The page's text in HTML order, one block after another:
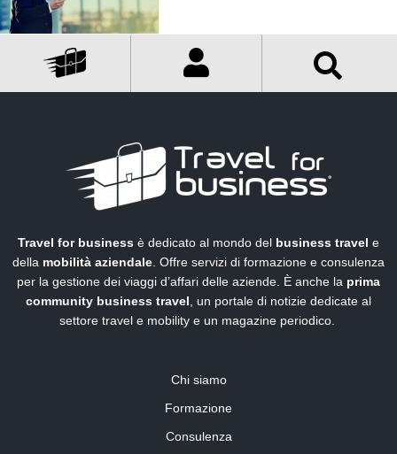
Travel for business è dedicato al mondo del business travel e
della mobilità aziendale. Offre servizi di formazione e consulenza
per la gestione dei viaggi d’affari delle aziende. È anche la prima
community business travel, un portale di notizie dedicate al
settore travel e mobility e un magazine periodico.
Chi siamo
Formazione
Consulenza